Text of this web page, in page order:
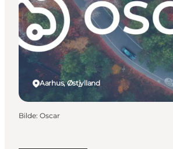
Aarhus, Østjylland
Bilde: Oscar